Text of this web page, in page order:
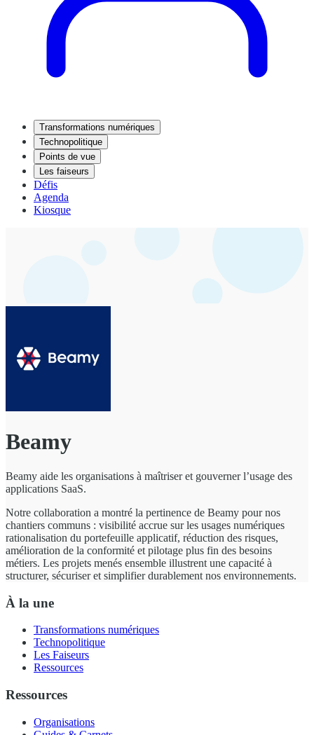
Transformations numériques
Technopolitique
Points de vue
Les faiseurs
Défis
Agenda
Kiosque
Beamy
Beamy aide les organisations à maîtriser et gouverner l’usage des
applications SaaS.
Notre collaboration a montré la pertinence de Beamy pour nos
chantiers communs : visibilité accrue sur les usages numériques
rationalisation du portefeuille applicatif, réduction des risques,
amélioration de la conformité et pilotage plus fin des besoins
métiers. Les projets menés ensemble illustrent une capacité à
structurer, sécuriser et simplifier durablement nos environnements.
À la une
Transformations numériques
Technopolitique
Les Faiseurs
Ressources
Ressources
Organisations